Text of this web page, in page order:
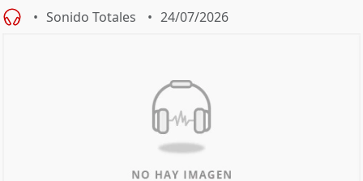
Sonido Totales 24/07/2026